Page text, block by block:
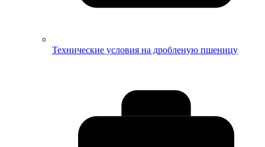
Технические условия на дробленую пшеницу